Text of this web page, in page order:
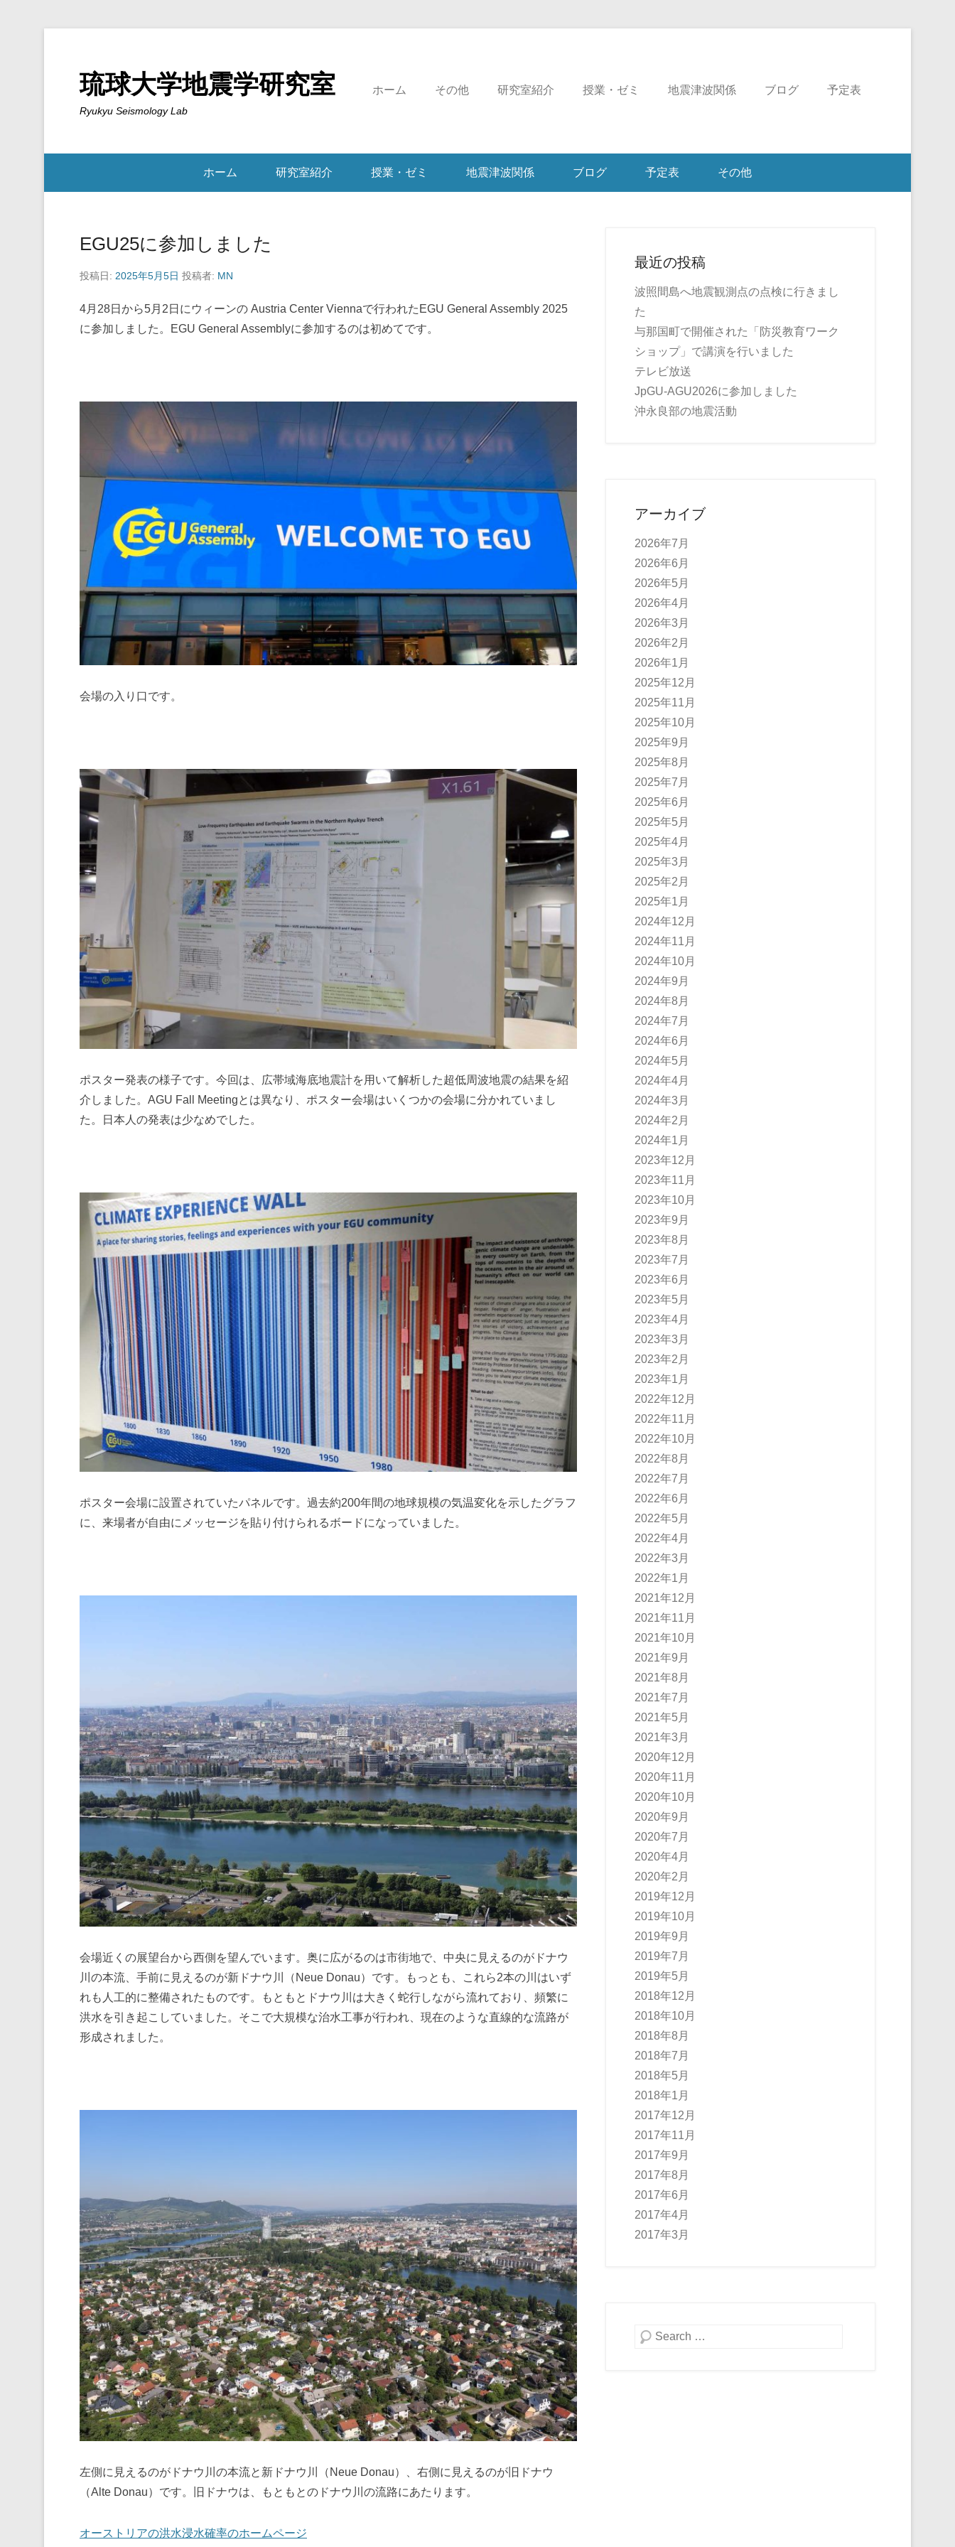
琉球大学地震学研究室
Ryukyu Seismology Lab
ホーム その他 研究室紹介 授業・ゼミ 地震津波関係 ブログ 予定表
ホーム 研究室紹介 授業・ゼミ 地震津波関係 ブログ 予定表 その他
EGU25に参加しました
投稿日: 2025年5月5日 投稿者: MN
4月28日から5月2日にウィーンの Austria Center Viennaで行われたEGU General Assembly 2025
に参加しました。EGU General Assemblyに参加するのは初めてです。
会場の入り口です。
ポスター発表の様子です。今回は、広帯域海底地震計を用いて解析した超低周波地震の結果を紹
介しました。AGU Fall Meetingとは異なり、ポスター会場はいくつかの会場に分かれていまし
た。日本人の発表は少なめでした。
ポスター会場に設置されていたパネルです。過去約200年間の地球規模の気温変化を示したグラフ
に、来場者が自由にメッセージを貼り付けられるボードになっていました。
会場近くの展望台から西側を望んでいます。奥に広がるのは市街地で、中央に見えるのがドナウ
川の本流、手前に見えるのが新ドナウ川（Neue Donau）です。もっとも、これら2本の川はいず
れも人工的に整備されたものです。もともとドナウ川は大きく蛇行しながら流れており、頻繁に
洪水を引き起こしていました。そこで大規模な治水工事が行われ、現在のような直線的な流路が
形成されました。
左側に見えるのがドナウ川の本流と新ドナウ川（Neue Donau）、右側に見えるのが旧ドナウ
（Alte Donau）です。旧ドナウは、もともとのドナウ川の流路にあたります。
オーストリアの洪水浸水確率のホームページ
最近の投稿
波照間島へ地震観測点の点検に行きまし
た
与那国町で開催された「防災教育ワーク
ショップ」で講演を行いました
テレビ放送
JpGU-AGU2026に参加しました
沖永良部の地震活動
アーカイブ
2026年7月
2026年6月
2026年5月
2026年4月
2026年3月
2026年2月
2026年1月
2025年12月
2025年11月
2025年10月
2025年9月
2025年8月
2025年7月
2025年6月
2025年5月
2025年4月
2025年3月
2025年2月
2025年1月
2024年12月
2024年11月
2024年10月
2024年9月
2024年8月
2024年7月
2024年6月
2024年5月
2024年4月
2024年3月
2024年2月
2024年1月
2023年12月
2023年11月
2023年10月
2023年9月
2023年8月
2023年7月
2023年6月
2023年5月
2023年4月
2023年3月
2023年2月
2023年1月
2022年12月
2022年11月
2022年10月
2022年8月
2022年7月
2022年6月
2022年5月
2022年4月
2022年3月
2022年1月
2021年12月
2021年11月
2021年10月
2021年9月
2021年8月
2021年7月
2021年5月
2021年3月
2020年12月
2020年11月
2020年10月
2020年9月
2020年7月
2020年4月
2020年2月
2019年12月
2019年10月
2019年9月
2019年7月
2019年5月
2018年12月
2018年10月
2018年8月
2018年7月
2018年5月
2018年1月
2017年12月
2017年11月
2017年9月
2017年8月
2017年6月
2017年4月
2017年3月
検索